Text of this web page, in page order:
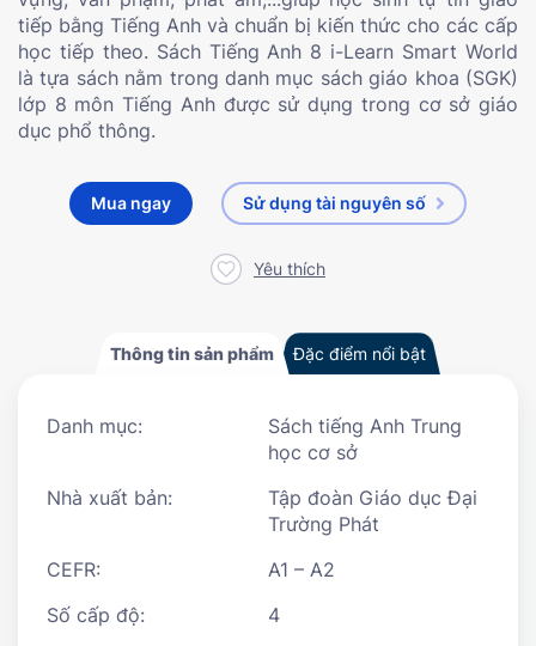
tiếp bằng Tiếng Anh và chuẩn bị kiến thức cho các cấp
học tiếp theo. Sách Tiếng Anh 8 i-Learn Smart World
là tựa sách nằm trong danh mục sách giáo khoa (SGK)
lớp 8 môn Tiếng Anh được sử dụng trong cơ sở giáo
dục phổ thông.
Mua ngay Sử dụng tài nguyên số
Yêu thích
Thông tin sản phẩm Đặc điểm nổi bật
Danh mục:
Sách tiếng Anh Trung
học cơ sở
Nhà xuất bản:
Tập đoàn Giáo dục Đại
Trường Phát
CEFR:
A1 – A2
Số cấp độ:
4